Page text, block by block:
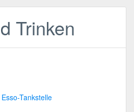
Trinken
Tankstelle